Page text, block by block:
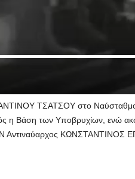
ΤΣΑΤΣΟΥ στο
η Βάση των Υποβρυχίων, ενώ
Αντιναύαρχος